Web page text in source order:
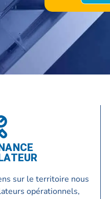
sur le territoire nous
opérationnels,